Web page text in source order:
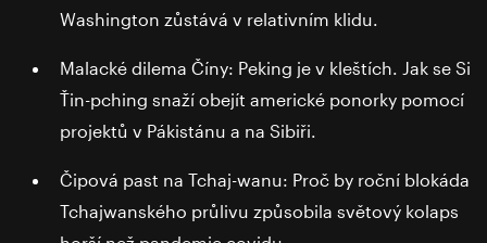
Washington zůstává v relativním klidu.
Malacké dilema Číny: Peking je v kleštích. Jak se Si
Ťin-pching snaží obejít americké ponorky pomocí
projektů v Pákistánu a na Sibiři.
Čipová past na Tchaj-wanu: Proč by roční blokáda
Tchajwanského průlivu způsobila světový kolaps